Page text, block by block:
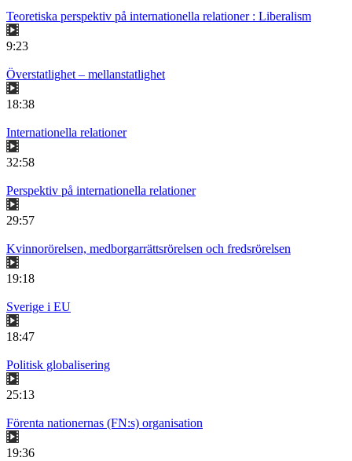
Teoretiska perspektiv på internationella relationer : Liberalism
9:23
Överstatlighet – mellanstatlighet
18:38
Internationella relationer
32:58
Perspektiv på internationella relationer
29:57
Kvinnorörelsen, medborgarrättsrörelsen och fredsrörelsen
19:18
Sverige i EU
18:47
Politisk globalisering
25:13
Förenta nationernas (FN:s) organisation
19:36